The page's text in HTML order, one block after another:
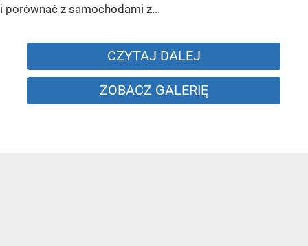
i porównać z samochodami z...
CZYTAJ DALEJ
ZOBACZ GALERIĘ